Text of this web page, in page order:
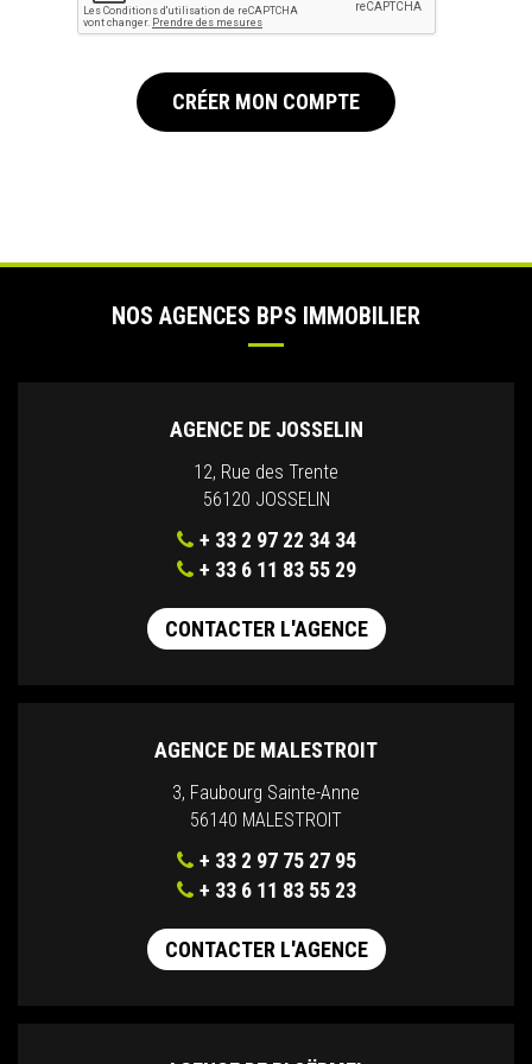
CRÉER MON COMPTE
NOS AGENCES BPS IMMOBILIER
AGENCE DE JOSSELIN
12, Rue des Trente
56120 JOSSELIN
+ 33 2 97 22 34 34
+ 33 6 11 83 55 29
CONTACTER L'AGENCE
AGENCE DE MALESTROIT
3, Faubourg Sainte-Anne
56140 MALESTROIT
+ 33 2 97 75 27 95
+ 33 6 11 83 55 23
CONTACTER L'AGENCE